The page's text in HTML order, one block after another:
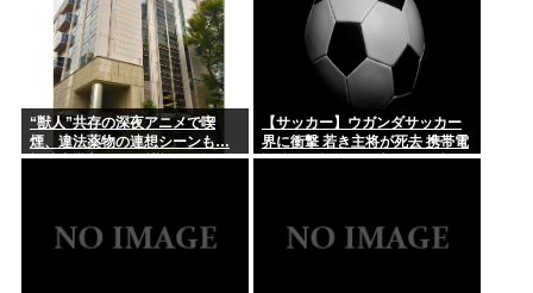
「人妻」←これの良さがガチで理解できないんだが…
美輪明宏さんの戒名、「紫雲院芳心唱永日宏居士」になる
数年しまっておいたマキタのバッテリー（新品）を充電しよう
としたら...
NISA民、『オルカン』『S&P500』『NASDAQ100』し...
“獣人”共存の深夜アニメで喫
煙、違法薬物の連想シーンも…
視聴者批判でBPO議論
【サッカー】ウガンダサッカー
界に衝撃 若き主将が死去 携帯電
話強盗に抵抗した末に石で滅多